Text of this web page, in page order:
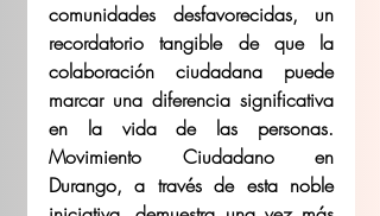
comunidades desfavorecidas, un
recordatorio tangible de que la
colaboración ciudadana puede
marcar una diferencia significativa
en la vida de las personas.
Movimiento Ciudadano en
Durango, a través de esta noble